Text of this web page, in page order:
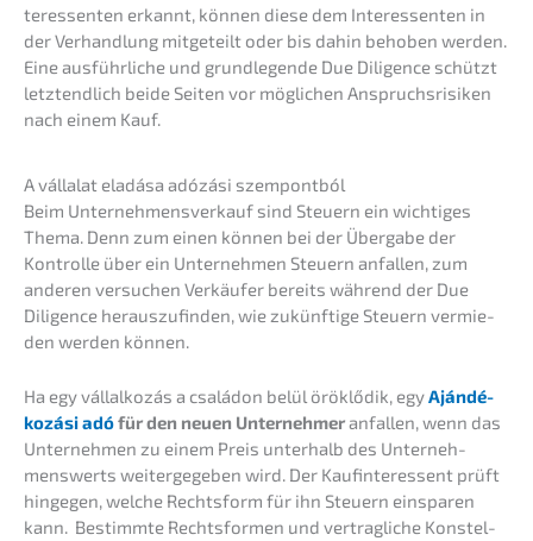
ter­es­sen­ten erkannt, können diese dem Inter­es­sen­ten in
der Verhand­lung mitge­teilt oder bis dahin behoben werden.
Eine ausführ­li­che und grund­le­gen­de Due Diligence schützt
letzt­end­lich beide Seiten vor mögli­chen Anspruchs­ri­si­ken
nach einem Kauf.
A válla­lat eladá­sa adózá­si szempontból
Beim Unter­nehmens­verkauf sind Steuern ein wichti­ges
Thema. Denn zum einen können bei der Überga­be der
Kontrol­le über ein Unter­neh­men Steuern anfal­len, zum
anderen versu­chen Verkäu­fer bereits während der Due
Diligence heraus­zu­fin­den, wie zukünf­ti­ge Steuern vermie­
den werden können.
Ha egy vállal­ko­zás a csalá­don belül öröklő­dik, egyAjándé­
ko­zá­si adófür den neuen Unter­neh­meranfal­len, wenn das
Unter­neh­men zu einem Preis unter­halb des Unter­neh­
mens­werts weiter­ge­ge­ben wird. Der Kaufin­ter­es­sent prüft
hinge­gen, welche Rechts­form für ihn Steuern einspa­ren
kann. Bestimm­te Rechts­for­men und vertrag­li­che Konstel­